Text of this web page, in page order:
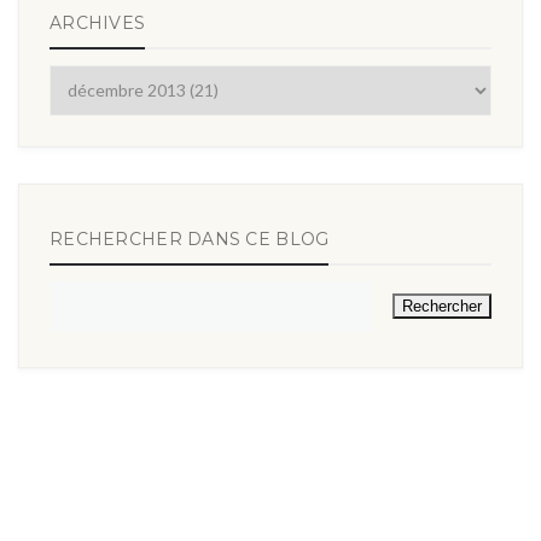
ARCHIVES
RECHERCHER DANS CE BLOG